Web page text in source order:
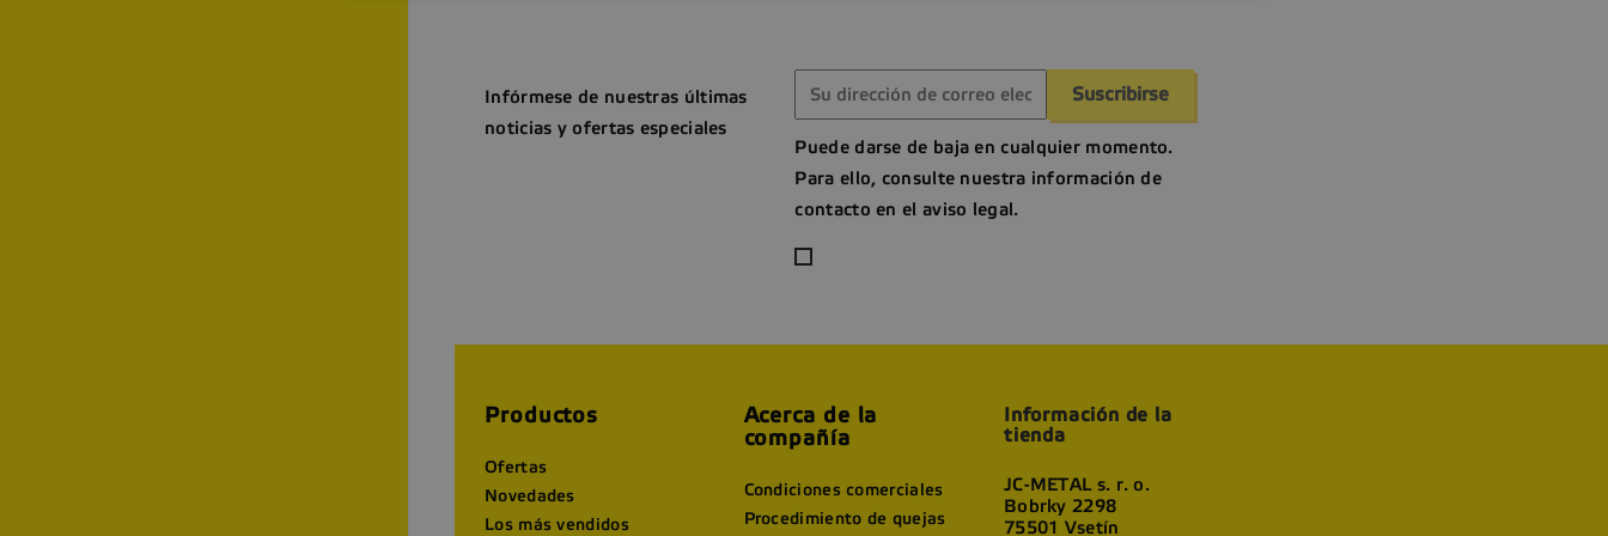
Infórmese de nuestras últimas
noticias y ofertas especiales
Puede darse de baja en cualquier momento.
Para ello, consulte nuestra información de
contacto en el aviso legal.
Productos
Ofertas
Novedades
Los más vendidos
Acerca de la
compañía
Condiciones comerciales
Procedimiento de quejas
Información de la
tienda
JC-METAL s. r. o.
Bobrky 2298
75501 Vsetín